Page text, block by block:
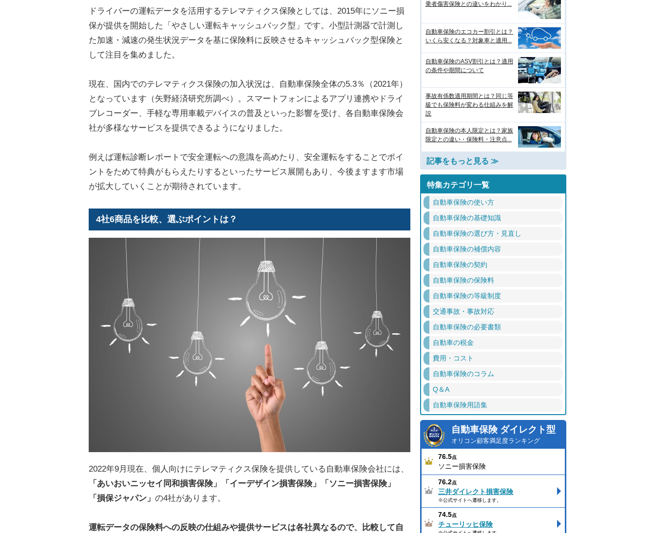
ドライバーの運転データを活用するテレマティクス保険としては、2015年にソニー損
保が提供を開始した「やさしい運転キャッシュバック型」です。小型計測器で計測し
た加速・減速の発生状況データを基に保険料に反映させるキャッシュバック型保険と
して注目を集めました。
現在、国内でのテレマティクス保険の加入状況は、自動車保険全体の5.3％（2021年）
となっています（矢野経済研究所調べ）。スマートフォンによるアプリ連携やドライ
ブレコーダー、手軽な専用車載デバイスの普及といった影響を受け、各自動車保険会
社が多様なサービスを提供できるようになりました。
例えば運転診断レポートで安全運転への意識を高めたり、安全運転をすることでポイ
ントをためて特典がもらえたりするといったサービス展開もあり、今後ますます市場
が拡大していくことが期待されています。
4社6商品を比較、選ぶポイントは？
2022年9月現在、個人向けにテレマティクス保険を提供している自動車保険会社には、
「あいおいニッセイ同和損害保険」「イーデザイン損害保険」「ソニー損害保険」
「損保ジャパン」 の4社があります。
運転データの保険料への反映の仕組みや提供サービスは各社異なるので、比較して自
乗者傷害保険との違いをわかり...
自動車保険のエコカー割引とは？
いくら安くなる？対象車と適用...
自動車保険のASV割引とは？適用
の条件や期間について
事故有係数適用期間とは？同じ等
級でも保険料が変わる仕組みを解
説
自動車保険の本人限定とは？家族
限定との違い・保険料・注意点...
記事をもっと見る ≫
特集カテゴリ一覧
自動車保険の使い方
自動車保険の基礎知識
自動車保険の選び方・見直し
自動車保険の補償内容
自動車保険の契約
自動車保険の保険料
自動車保険の等級制度
交通事故・事故対応
自動車保険の必要書類
自動車の税金
費用・コスト
自動車保険のコラム
Q＆A
自動車保険用語集
自動車保険 ダイレクト型
オリコン顧客満足度ランキング
76.5点
ソニー損害保険
76.2点
三井ダイレクト損害保険
※公式サイトへ遷移します。
74.5点
チューリッヒ保険